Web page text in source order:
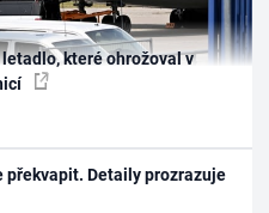
které ohrožoval v
překvapit. Detaily prozrazuje